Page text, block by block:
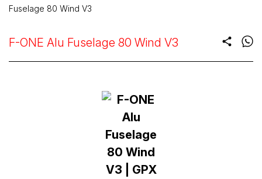
Fuselage 80 Wind V3
F-ONE Alu Fuselage 80 Wind V3 share